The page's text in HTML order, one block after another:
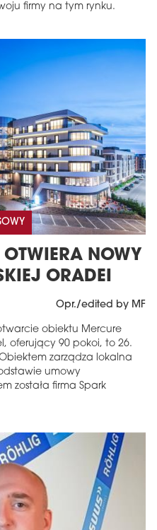
firmy na tym rynku.
OTWIERA NOWY
ORADEI
Opr./edited by MF
obiektu Mercure
oferujący 90 pokoi, to 26.
zarządza lokalna
umowy
została firma Spark